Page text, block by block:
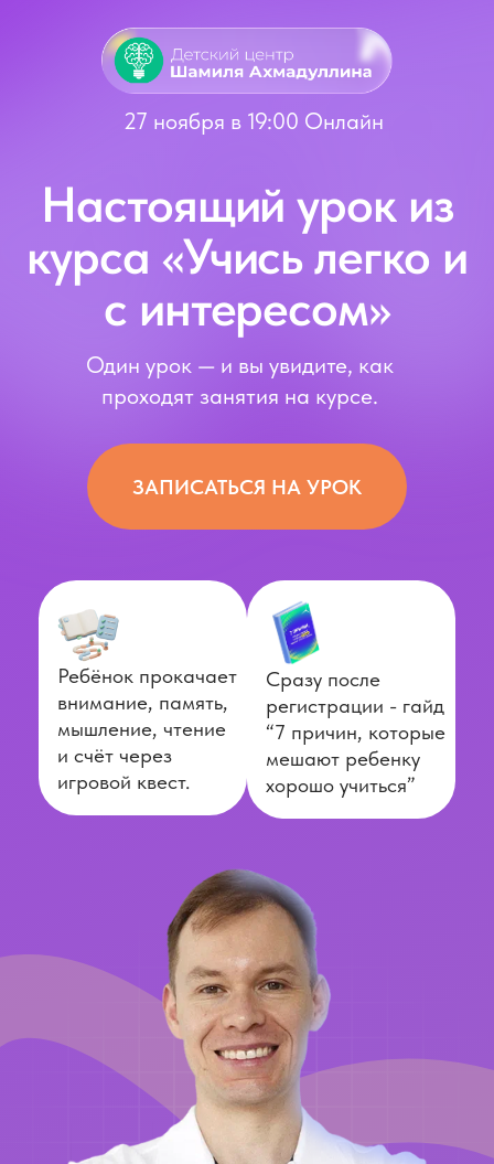
27 ноября в 19:00 Онлайн
Один урок — и вы увидите, как
проходят занятия на курсе.
Настоящий урок из
курса «Учись легко и
с интересом»
Ребёнок прокачает
внимание, память,
мышление, чтение
и счёт через
игровой квест.
Сразу после
регистрации - гайд
“7 причин, которые
мешают ребенку
хорошо учиться”